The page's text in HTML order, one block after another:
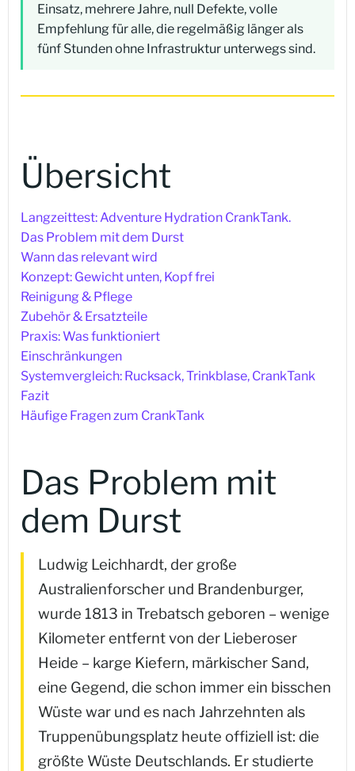
Einsatz, mehrere Jahre, null Defekte, volle
Empfehlung für alle, die regelmäßig länger als
fünf Stunden ohne Infrastruktur unterwegs sind.
Übersicht
Langzeittest: Adventure Hydration CrankTank.
Das Problem mit dem Durst
Wann das relevant wird
Konzept: Gewicht unten, Kopf frei
Reinigung & Pflege
Zubehör & Ersatzteile
Praxis: Was funktioniert
Einschränkungen
Systemvergleich: Rucksack, Trinkblase, CrankTank
Fazit
Häufige Fragen zum CrankTank
Das Problem mit
dem Durst
Ludwig Leichhardt, der große
Australienforscher und Brandenburger,
wurde 1813 in Trebatsch geboren – wenige
Kilometer entfernt von der Lieberoser
Heide – karge Kiefern, märkischer Sand,
eine Gegend, die schon immer ein bisschen
Wüste war und es nach Jahrzehnten als
Truppenübungsplatz heute offiziell ist: die
größte Wüste Deutschlands. Er studierte